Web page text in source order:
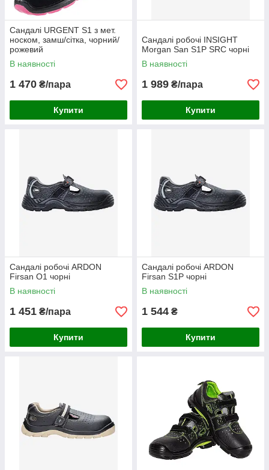
Сандалі URGENT S1 з мет.
носком, замш/сітка, чорний/
рожевий
В наявності
1 470 ₴/пара
Купити
Сандалі робочі INSIGHT
Morgan San S1P SRC чорні
В наявності
1 989 ₴/пара
Купити
Сандалі робочі ARDON
Firsan O1 чорні
В наявності
1 451 ₴/пара
Купити
Сандалі робочі ARDON
Firsan S1P чорні
В наявності
1 544 ₴
Купити